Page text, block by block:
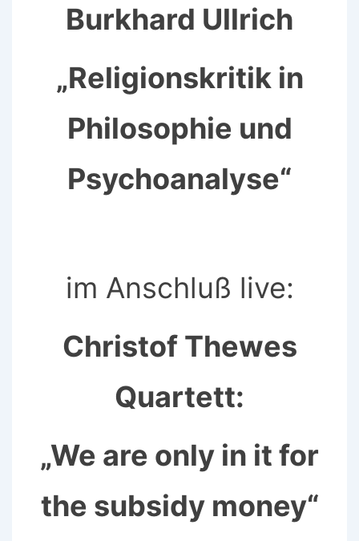
Burkhard Ullrich
„Religionskritik in
Philosophie und
Psychoanalyse“
im Anschluß live:
Christof Thewes
Quartett:
„We are only in it for
the subsidy money“